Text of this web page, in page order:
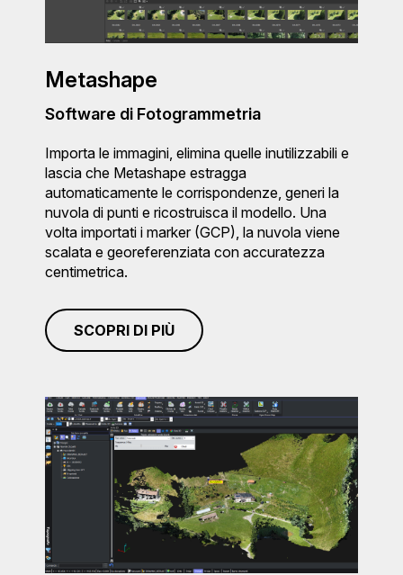
Metashape
Software di Fotogrammetria
Importa le immagini, elimina quelle inutilizzabili e
lascia che Metashape estragga
automaticamente le corrispondenze, generi la
nuvola di punti e ricostruisca il modello. Una
volta importati i marker (GCP), la nuvola viene
scalata e georeferenziata con accuratezza
centimetrica.
SCOPRI DI PIÙ